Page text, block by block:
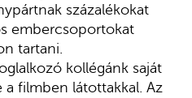
százalékokat
embercsoportokat
tartani.
kollégánk saját
a filmben látottakkal. Az